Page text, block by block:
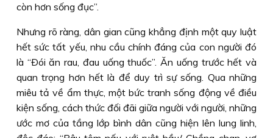
còn hơn sống đục”.
Nhưng rõ ràng, dân gian cũng khẳng định một quy luật
hết sức tất yếu, nhu cầu chính đáng của con người đó
là “Ðói ăn rau, đau uống thuốc”. Ăn uống trước hết và
quan trọng hơn hết là để duy trì sự sống. Qua những
miêu tả về ẩm thực, một bức tranh sống động về điều
kiện sống, cách thức đối đãi giữa người với người, những
ước mơ của tầng lớp bình dân cũng hiện lên lung linh,